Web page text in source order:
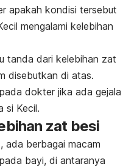
apakah kondisi tersebut
mengalami kelebihan
tanda dari kelebihan zat
disebutkan di atas.
dokter jika ada gejala
si Kecil.
zat besi
ada berbagai macam
bayi, di antaranya